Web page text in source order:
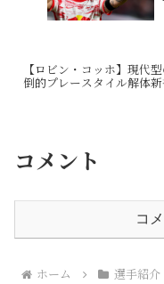
【ロビン・コッホ】現代
倒的プレースタイル解体
コメント
コ
ホーム 選手紹介